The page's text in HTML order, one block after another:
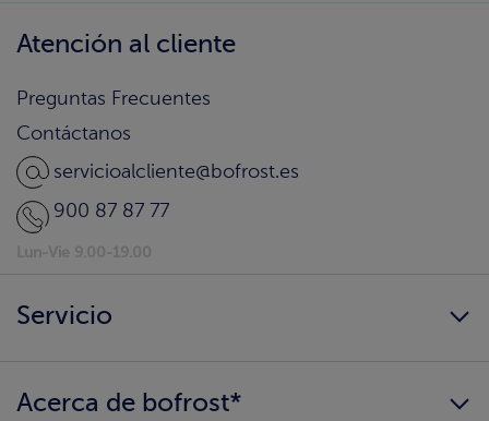
Atención al cliente
Preguntas Frecuentes
Contáctanos
servicioalcliente@bofrost.es
900 87 87 77
Servicio
¿Llegamos a tu hogar?
Acerca de bofrost*